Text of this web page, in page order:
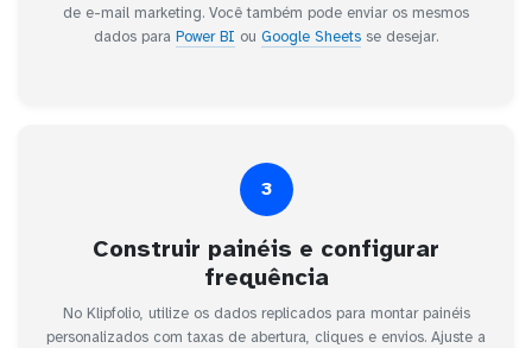
de e-mail marketing. Você também pode enviar os mesmos
dados para Power BI ou Google Sheets se desejar.
3
Construir painéis e configurar
frequência
No Klipfolio, utilize os dados replicados para montar painéis
personalizados com taxas de abertura, cliques e envios. Ajuste a